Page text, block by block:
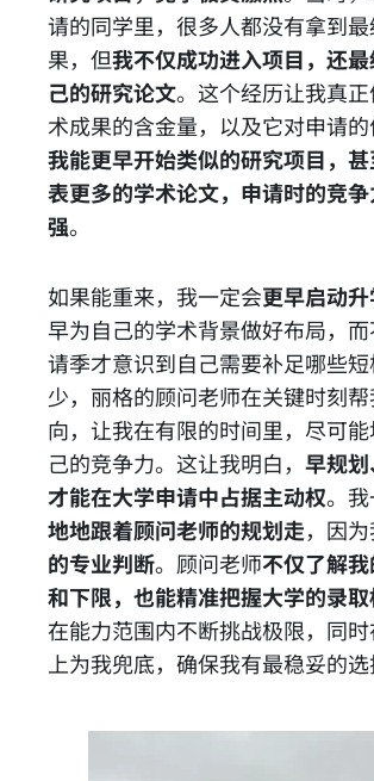
请的同学里，很多人都没有拿到
果，但我不仅成功进入项目，还
己的研究论文。这个经历让我真
术成果的含金量，以及它对申请的
我能更早开始类似的研究项目，
表更多的学术论文，申请时的竞
强。
如果能重来，我一定会更早启动
早为自己的学术背景做好布局，
请季才意识到自己需要补足哪些
少，丽格的顾问老师在关键时刻
向，让我在有限的时间里，尽可
己的竞争力。这让我明白， 早规划
才能在大学申请中占据主动权。
地地跟着顾问老师的规划走，因
的专业判断。顾问老师不仅了解
和下限，也能精准把握大学的录
在能力范围内不断挑战极限，同
上为我兜底，确保我有最稳妥的选